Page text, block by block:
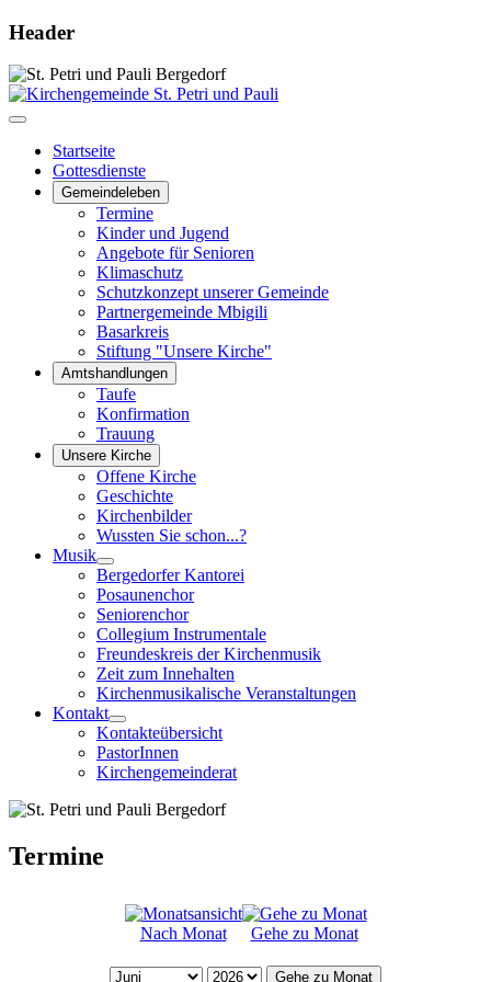
Header
Startseite
Gottesdienste
Gemeindeleben
Termine
Kinder und Jugend
Angebote für Senioren
Klimaschutz
Schutzkonzept unserer Gemeinde
Partnergemeinde Mbigili
Basarkreis
Stiftung "Unsere Kirche"
Amtshandlungen
Taufe
Konfirmation
Trauung
Unsere Kirche
Offene Kirche
Geschichte
Kirchenbilder
Wussten Sie schon...?
Musik
Bergedorfer Kantorei
Posaunenchor
Seniorenchor
Collegium Instrumentale
Freundeskreis der Kirchenmusik
Zeit zum Innehalten
Kirchenmusikalische Veranstaltungen
Kontakt
Kontakteübersicht
PastorInnen
Kirchengemeinderat
Termine
Nach Monat Gehe zu Monat
Gehe zu Monat